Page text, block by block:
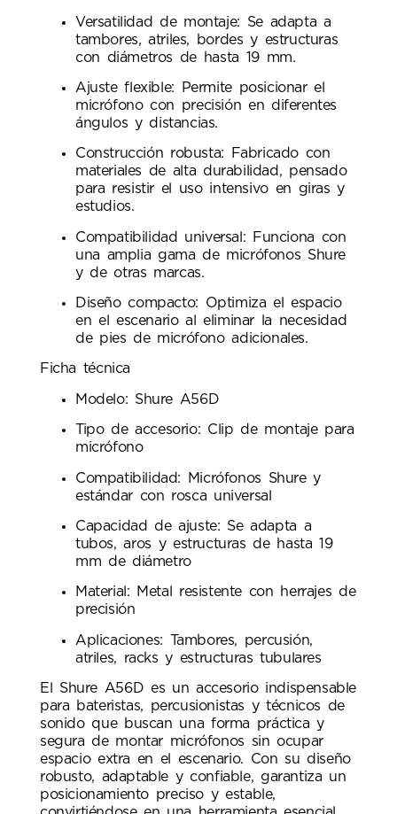
Versatilidad de montaje: Se adapta a
tambores, atriles, bordes y estructuras
con diámetros de hasta 19 mm.
Ajuste flexible: Permite posicionar el
micrófono con precisión en diferentes
ángulos y distancias.
Construcción robusta: Fabricado con
materiales de alta durabilidad, pensado
para resistir el uso intensivo en giras y
estudios.
Compatibilidad universal: Funciona con
una amplia gama de micrófonos Shure
y de otras marcas.
Diseño compacto: Optimiza el espacio
en el escenario al eliminar la necesidad
de pies de micrófono adicionales.
Ficha técnica
Modelo: Shure A56D
Tipo de accesorio: Clip de montaje para
micrófono
Compatibilidad: Micrófonos Shure y
estándar con rosca universal
Capacidad de ajuste: Se adapta a
tubos, aros y estructuras de hasta 19
mm de diámetro
Material: Metal resistente con herrajes de
precisión
Aplicaciones: Tambores, percusión,
atriles, racks y estructuras tubulares
El Shure A56D es un accesorio indispensable
para bateristas, percusionistas y técnicos de
sonido que buscan una forma práctica y
segura de montar micrófonos sin ocupar
espacio extra en el escenario. Con su diseño
robusto, adaptable y confiable, garantiza un
posicionamiento preciso y estable,